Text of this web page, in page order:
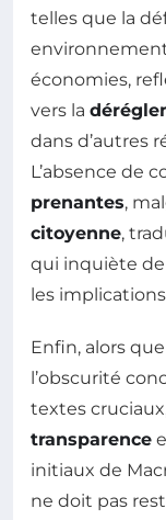
telles que la
économies,
vers la
dans d’autres
L’absence de
prenantes,
citoyenne,
qui inquiète
les
Enfin, alors
l’obscurité
textes
transparence
initiaux de
ne doit pas